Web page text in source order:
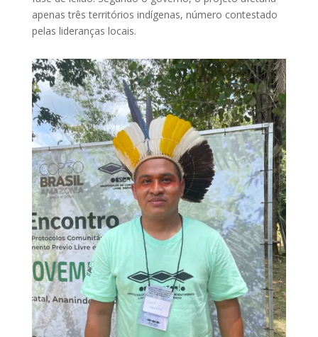
apenas três territórios indígenas, número contestado
pelas lideranças locais.